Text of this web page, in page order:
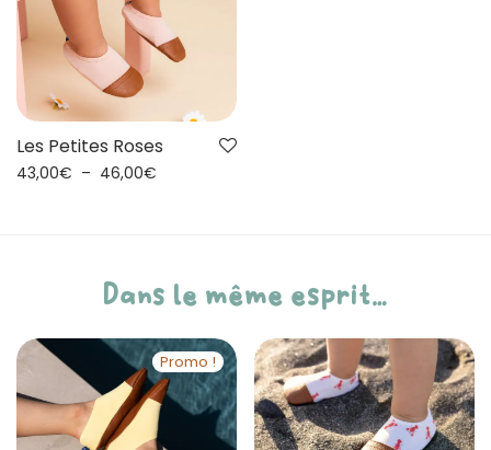
Les Petites Roses
43,00€ – 46,00€
Dans le même esprit…
Promo !